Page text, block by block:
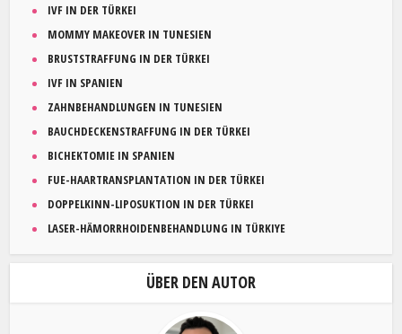
IVF IN DER TÜRKEI
MOMMY MAKEOVER IN TUNESIEN
BRUSTSTRAFFUNG IN DER TÜRKEI
IVF IN SPANIEN
ZAHNBEHANDLUNGEN IN TUNESIEN
BAUCHDECKENSTRAFFUNG IN DER TÜRKEI
BICHEKTOMIE IN SPANIEN
FUE-HAARTRANSPLANTATION IN DER TÜRKEI
DOPPELKINN-LIPOSUKTION IN DER TÜRKEI
LASER-HÄMORRHOIDENBEHANDLUNG IN TÜRKIYE
ÜBER DEN AUTOR